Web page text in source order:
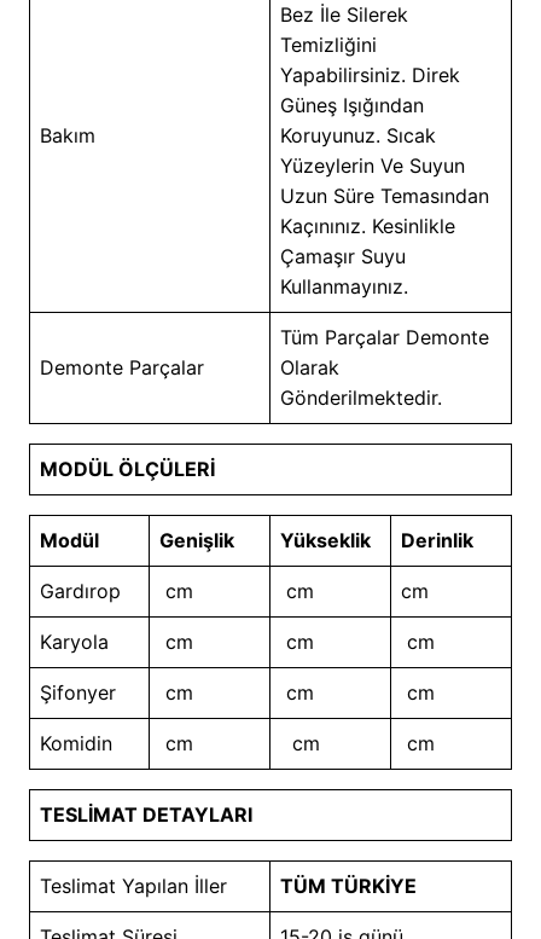
Bakım
Bez İle Silerek
Temizliğini
Yapabilirsiniz. Direk
Güneş Işığından
Koruyunuz. Sıcak
Yüzeylerin Ve Suyun
Uzun Süre Temasından
Kaçınınız. Kesinlikle
Çamaşır Suyu
Kullanmayınız.
Demonte Parçalar
Tüm Parçalar Demonte
Olarak
Gönderilmektedir.
MODÜL ÖLÇÜLERİ
Modül Genişlik Yükseklik Derinlik
Gardırop cm cm cm
Karyola cm cm cm
Şifonyer cm cm cm
Komidin cm cm cm
TESLİMAT DETAYLARI
Teslimat Yapılan İller TÜM TÜRKİYE